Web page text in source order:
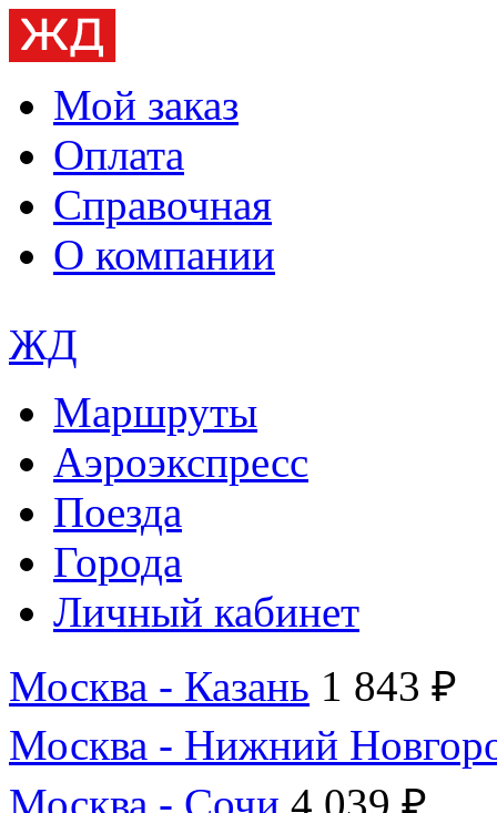
Мой заказ
Оплата
Справочная
О компании
ЖД
Маршруты
Аэроэкспресс
Поезда
Города
Личный кабинет
Москва - Казань 1 843 ₽
Москва - Нижний